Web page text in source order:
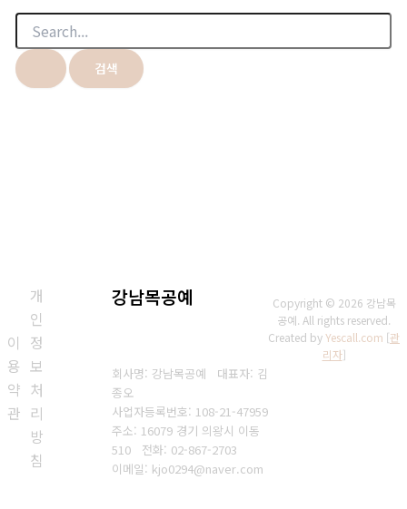
검
대
상
이
용
약
관
개
인
정
보
처
리
방
침
강남목공예
회사명: 강남목공예 대표자: 김
종오
사업자등록번호: 108-21-47959
주소: 16079 경기 의왕시 이동
510 전화: 02-867-2703
이메일: kjo0294@naver.com
Copyright © 2026 강남목
공예. All rights reserved.
Created byYescall.com [관
리자]